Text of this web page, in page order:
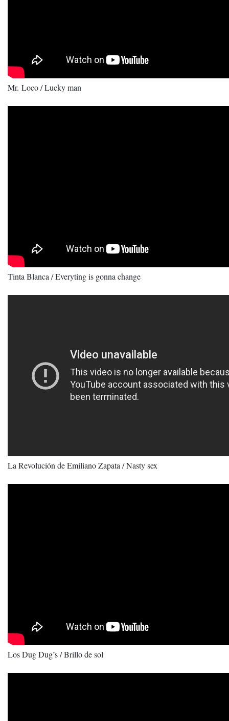
Mr. Loco / Lucky man
Tinta Blanca / Everyting is gonna change
La Revolución de Emiliano Zapata / Nasty sex
Los Dug Dug’s / Brillo de sol